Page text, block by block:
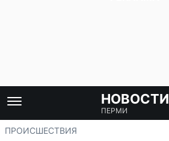
НОВОСТИ
ПЕРМИ
ПРОИСШЕСТВИЯ